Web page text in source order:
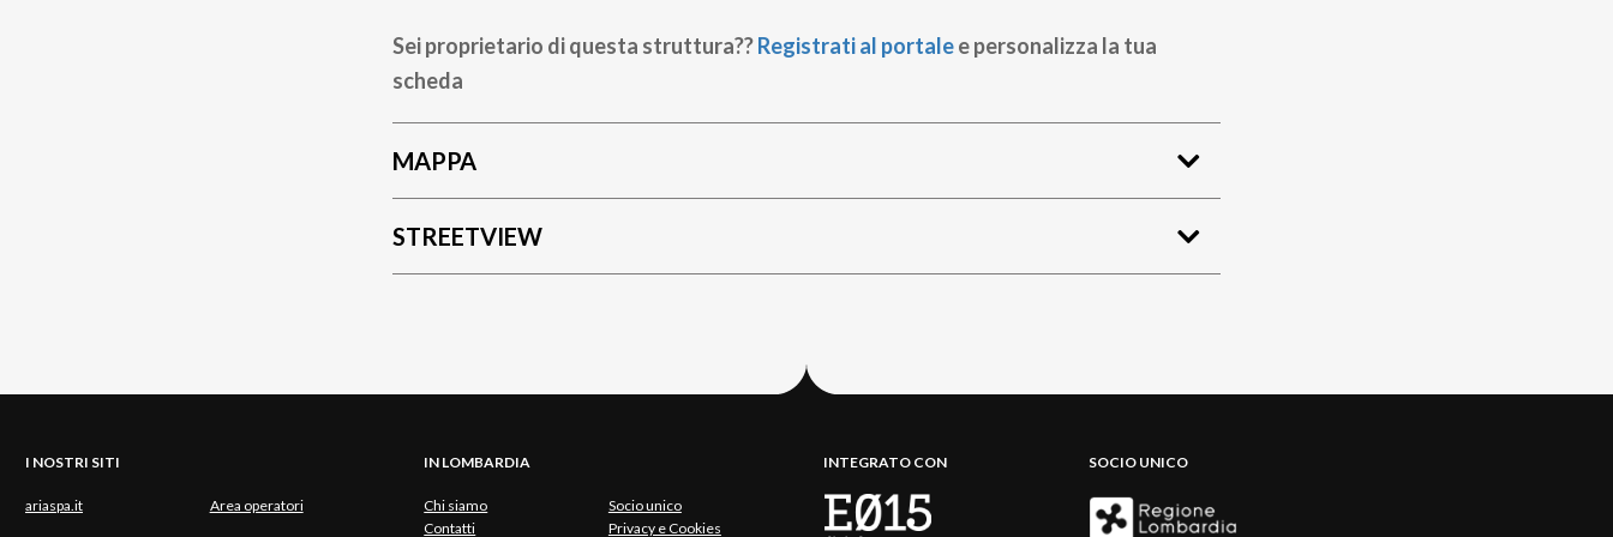
Sei proprietario di questa struttura??Registrati al portalee personalizza la tua
scheda
MAPPA
STREETVIEW
I NOSTRI SITI
ariaspa.it Area operatori
IN LOMBARDIA
Chi siamo
Socio unico
Contatti
Privacy e Cookies
INTEGRATO CON SOCIO UNICO